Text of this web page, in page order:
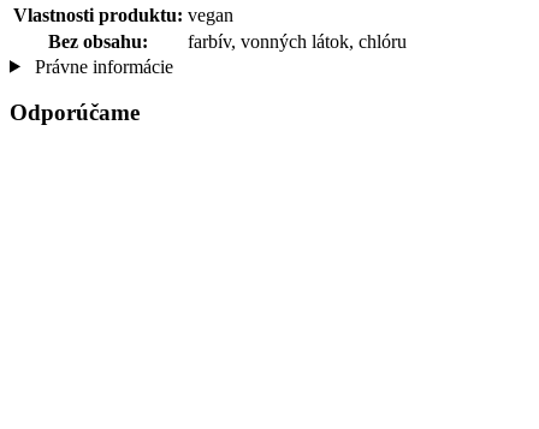
Vlastnosti produktu: vegan
Bez obsahu:
farbív, vonných látok, chlóru
Právne informácie
Odporúčame